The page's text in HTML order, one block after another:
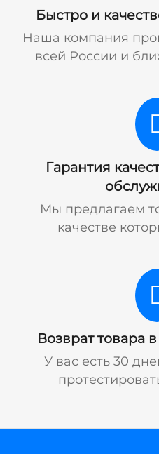
Быстро и
Наша компания
всей России и
Гарантия
Мы предлагаем
качестве
Возврат товара
У вас есть 30